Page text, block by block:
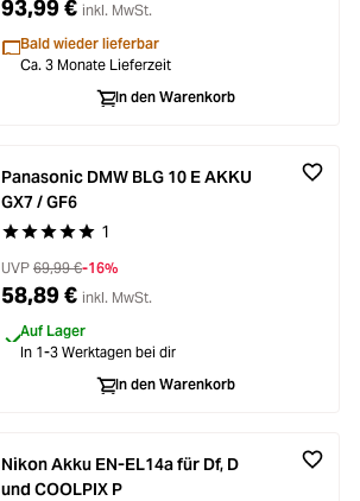
93,99 € inkl. MwSt.
Bald wieder lieferbar
Ca. 3 Monate Lieferzeit
In den Warenkorb
Durchschnittliche Bewertung von 5 von 5
1
Panasonic DMW BLG 10 E AKKU
GX7 / GF6
UVP 69,99 €-16%
58,89 € inkl. MwSt.
Auf Lager
In 1-3 Werktagen bei dir
In den Warenkorb
Nikon Akku EN-EL14a für Df, D
und COOLPIX P